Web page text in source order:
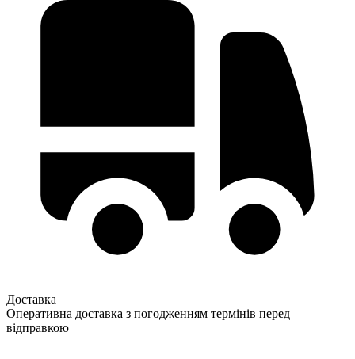
Доставка
Оперативна доставка з погодженням термінів перед
відправкою